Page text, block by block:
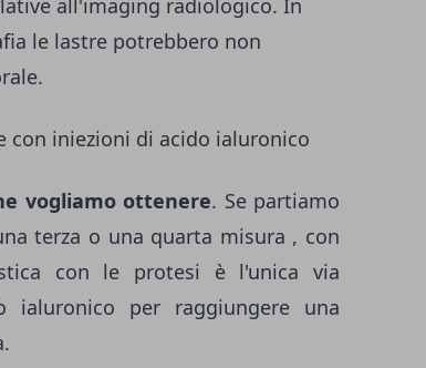
all'imaging radiologico. In
le lastre potrebbero non
con iniezioni di acido ialuronico
vogliamo ottenere. Se partiamo
terza o una quarta misura , con
con le protesi è l'unica via
ialuronico per raggiungere una